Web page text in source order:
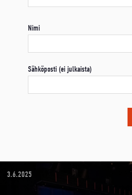
Nimi
Sähköposti (ei julkaista)
3.6.2025